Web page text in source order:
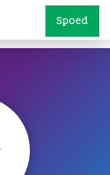
Spoed